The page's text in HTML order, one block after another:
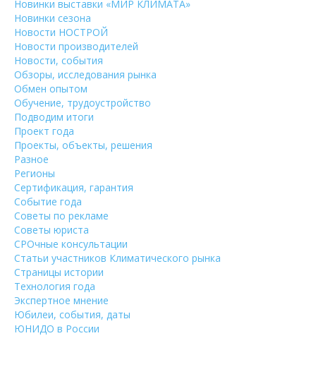
Новинки выставки «МИР КЛИМАТА»
Новинки сезона
Новости НОСТРОЙ
Новости производителей
Новости, события
Обзоры, исследования рынка
Обмен опытом
Обучение, трудоустройство
Подводим итоги
Проект года
Проекты, объекты, решения
Разное
Регионы
Сертификация, гарантия
Событие года
Советы по рекламе
Советы юриста
СРОчные консультации
Статьи участников Климатического рынка
Страницы истории
Технология года
Экспертное мнение
Юбилеи, события, даты
ЮНИДО в России